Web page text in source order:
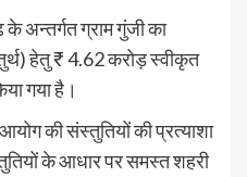
के अन्तर्गत ग्राम गुंजी का
हेतु ₹ 4.62 करोड़ स्वीकृत
गया है।
आयोग की संस्तुतियों की प्रत्याशा
के आधार पर समस्त शहरी